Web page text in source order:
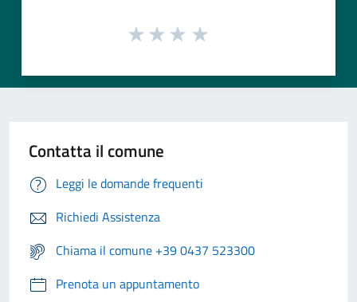
Contatta il comune
Leggi le domande frequenti
Richiedi Assistenza
Chiama il comune +39 0437 523300
Prenota un appuntamento